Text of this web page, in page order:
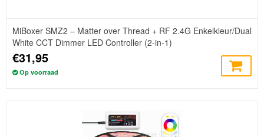
MiBoxer SMZ2 – Matter over Thread + RF 2.4G Enkelkleur/Dual
White CCT Dimmer LED Controller (2-in-1)
€31,95
Op voorraad